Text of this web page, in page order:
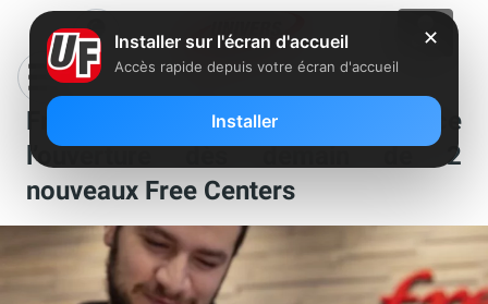
Free ne s’arrête plus et annonce
l’ouverture dès demain de 2
nouveaux Free Centers
✕
Installer sur l'écran d'accueil
Accès rapide depuis votre écran d'accueil
Installer